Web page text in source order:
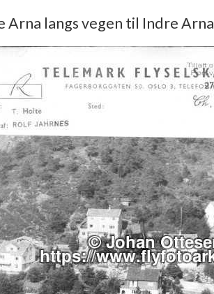
Arna langs vegen til Indre Arna